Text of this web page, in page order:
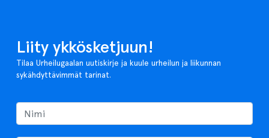
Liity ykkösketjuun!
Tilaa Urheilugaalan uutiskirje ja kuule urheilun ja liikunnan
sykähdyttävimmät tarinat.